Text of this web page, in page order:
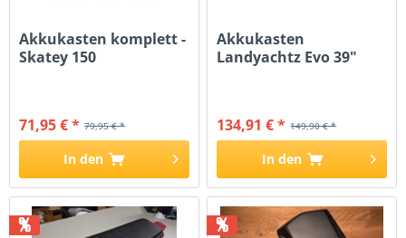
Akkukasten komplett -
Skatey 150
79,95 € *
71,95 € *
In den
Akkukasten
Landyachtz Evo 39"
149,90 € *
134,91 € *
In den
% %